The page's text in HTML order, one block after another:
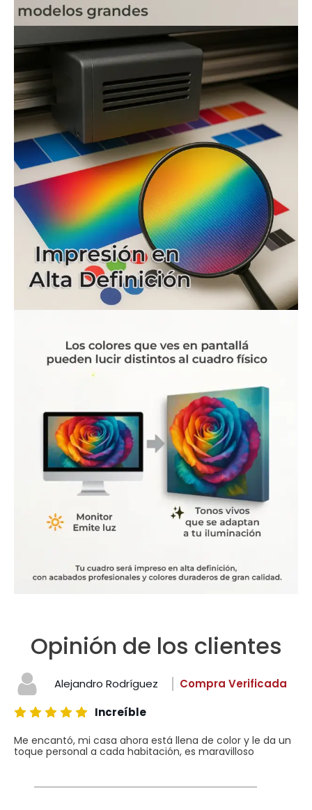
Opinión de los clientes
Alejandro Rodríguez
Compra Verificada
Increíble
Me encantó, mi casa ahora está llena de color y le da un
toque personal a cada habitación, es maravilloso